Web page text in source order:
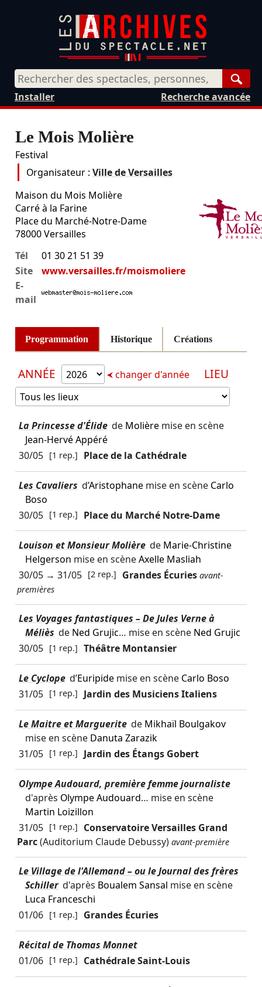
Recherche avancée
Installer
Le Mois Molière
Festival
Organisateur : Ville de Versailles
Maison du Mois Molière
Carré à la Farine
Place du Marché-Notre-Dame
78000 Versailles
Tél
01 30 21 51 39
Site
www.versailles.fr/moismoliere
E-
mail
Programmation Historique Créations
ANNÉE changer d'année LIEU
La Princesse d'Élide de Molièremise en scène
Jean-Hervé Appéré
30/05 [1 rep.] Place de la Cathédrale
Les Cavaliers d’Aristophanemise en scène Carlo
Boso
30/05 [1 rep.] Place du Marché Notre-Dame
Louison et Monsieur Molière de Marie-Christine
Helgerson mise en scèneAxelle Masliah
30/05→ 31/05 [2 rep.] Grandes Écuries avant-
premières
Les Voyages fantastiques – De Jules Verne à
Méliès de Ned Grujic… mise en scène Ned Grujic
30/05 [1 rep.] Théâtre Montansier
Le Cyclope d’Euripidemise en scène Carlo Boso
31/05 [1 rep.] Jardin des Musiciens Italiens
Le Maitre et Marguerite de Mikhaïl Boulgakov
mise en scène Danuta Zarazik
31/05 [1 rep.] Jardin des Étangs Gobert
Olympe Audouard, première femme journaliste
d'après Olympe Audouard… mise en scène
Martin Loizillon
31/05 [1 rep.]
Conservatoire Versailles Grand
Parc(Auditorium Claude Debussy) avant-première
Le Village de l'Allemand – ou le Journal des frères
Schiller d'après Boualem Sansal mise en scène
Luca Franceschi
01/06 [1 rep.] Grandes Écuries
Récital de Thomas Monnet
01/06 [1 rep.] Cathédrale Saint-Louis